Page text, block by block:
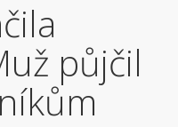
půjčil